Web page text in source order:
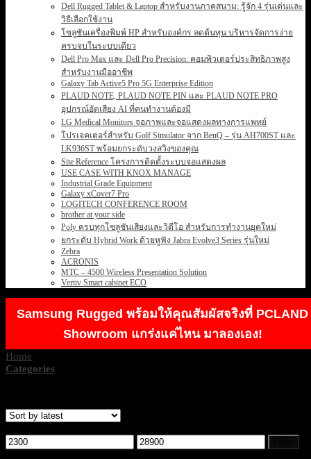
Dell Rugged Tablet & Laptop สำหรับงานภาคสนาม: รู้จัก 4 รุ่นเด่นและ
วิธีเลือกใช้งาน
โซลูชันเครื่องพิมพ์ HP สำหรับองค์กร ลดต้นทุน บริหารจัดการง่าย
ครบจบในระบบเดียว
Dell Pro Max และ Dell Pro Precision: คอมพิวเตอร์ประสิทธิภาพสูง
สำหรับงานมืออาชีพ
Galaxy Tab Active5 Pro 5G Enterprise Edition
PLAUD NOTE, PLAUD NOTE PIN และ PLAUD NOTE PRO
อุปกรณ์อัดเสียง AI ที่คนทำงานต้องมี
LG Medical Monitors จอภาพและจอแสดงผลทางการแพทย์
โปรเจคเตอร์สำหรับ Golf Simulator จาก BenQ – รุ่น AH700ST และ
LK936ST พร้อมยกระดับวงสวิงของคุณ
Site Reference โครงการติดตั้งระบบจอแสดงผล
USE CASE WITH KNOX MANAGE
Industrial Grade Equipment
Galaxy xCover7 Pro
LOGITECH CONFERENCE ROOM
brother at your side
Poly ครบทุกโซลูชันเสียงและวิดีโอ สำหรับการทำงานยุคใหม่
ยกระดับ Hybrid Work ด้วยหูฟัง Jabra Evolve3 Series รุ่นใหม่
Zebra
ACRONIS
MTC – 4500 Wireless Presentation Solution
Vertiv Smart cabinet ECO
Samsung Rugged พร้อมให้คุณสัมผัสจริงที่ PCLAND
Showroom แกร่งแค่ไหน มาลองเอง!
Home
Categories
Min
price
Max
price